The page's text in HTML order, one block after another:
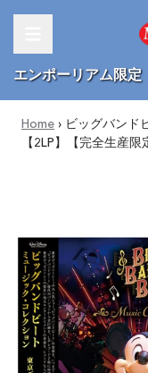
エンポーリアム限定
Home › ビッグバンド
【2LP】【完全生産限